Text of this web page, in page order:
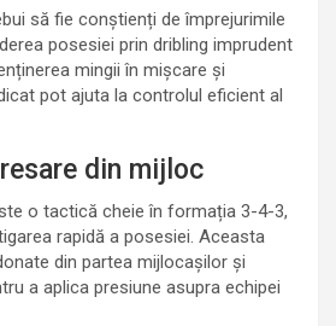
să fie conștienți de împrejurimile
posesiei prin dribling imprudent
mingii în mișcare și
pot ajuta la controlul eficient al
din mijloc
o tactică cheie în formația 3-4-3,
rapidă a posesiei. Aceasta
din partea mijlocașilor și
a aplica presiune asupra echipei